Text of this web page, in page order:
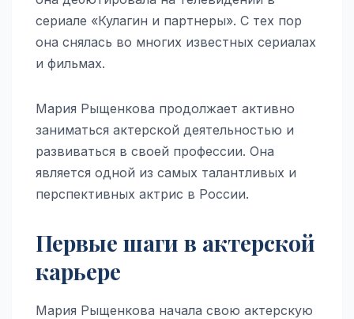
сериале «Кулагин и партнеры». С тех пор
она снялась во многих известных сериалах
и фильмах.
Мария Рыщенкова продолжает активно
заниматься актерской деятельностью и
развиваться в своей профессии. Она
является одной из самых талантливых и
перспективных актрис в России.
Первые шаги в актерской
карьере
Мария Рыщенкова начала свою актерскую